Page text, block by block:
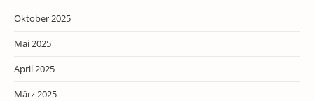
Oktober 2025
Mai 2025
April 2025
März 2025